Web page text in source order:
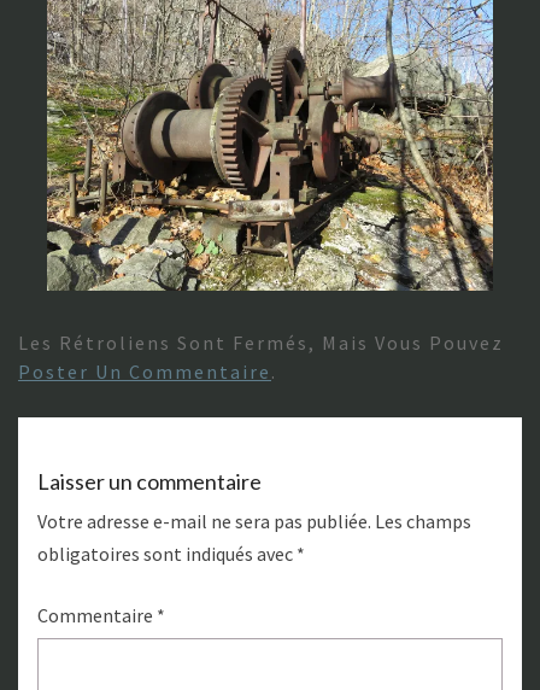
Les Rétroliens Sont Fermés, Mais Vous Pouvez
Poster Un Commentaire .
Laisser un commentaire
Votre adresse e-mail ne sera pas publiée. Les champs
obligatoires sont indiqués avec *
Commentaire *